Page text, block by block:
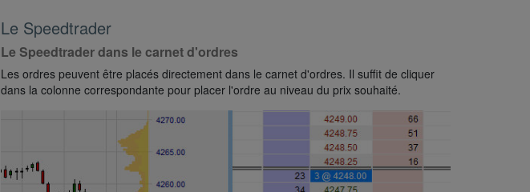
Le Speedtrader
Le Speedtrader dans le carnet d'ordres
Les ordres peuvent être placés directement dans le carnet d'ordres. Il suffit de cliquer
dans la colonne correspondante pour placer l'ordre au niveau du prix souhaité.